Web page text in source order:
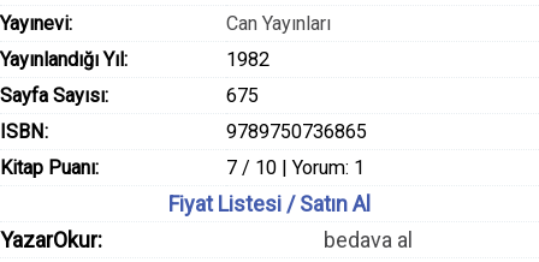
Yayınevi:
Can Yayınları
Yayınlandığı Yıl:
1982
Sayfa Sayısı:
675
ISBN:
9789750736865
Kitap Puanı:
7 / 10 | Yorum: 1
Fiyat Listesi / Satın Al
YazarOkur:
bedava al